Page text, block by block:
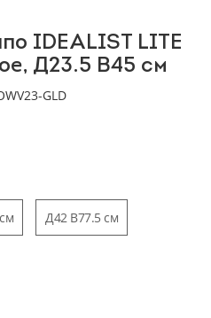
IDEALIST LITE
Д23.5 В45 см
GLD
Д42 В77.5 см